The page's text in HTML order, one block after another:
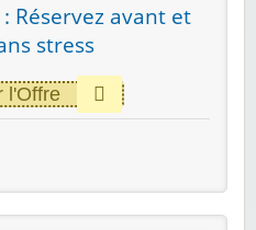
Réservez avant et
stress
l'Offre